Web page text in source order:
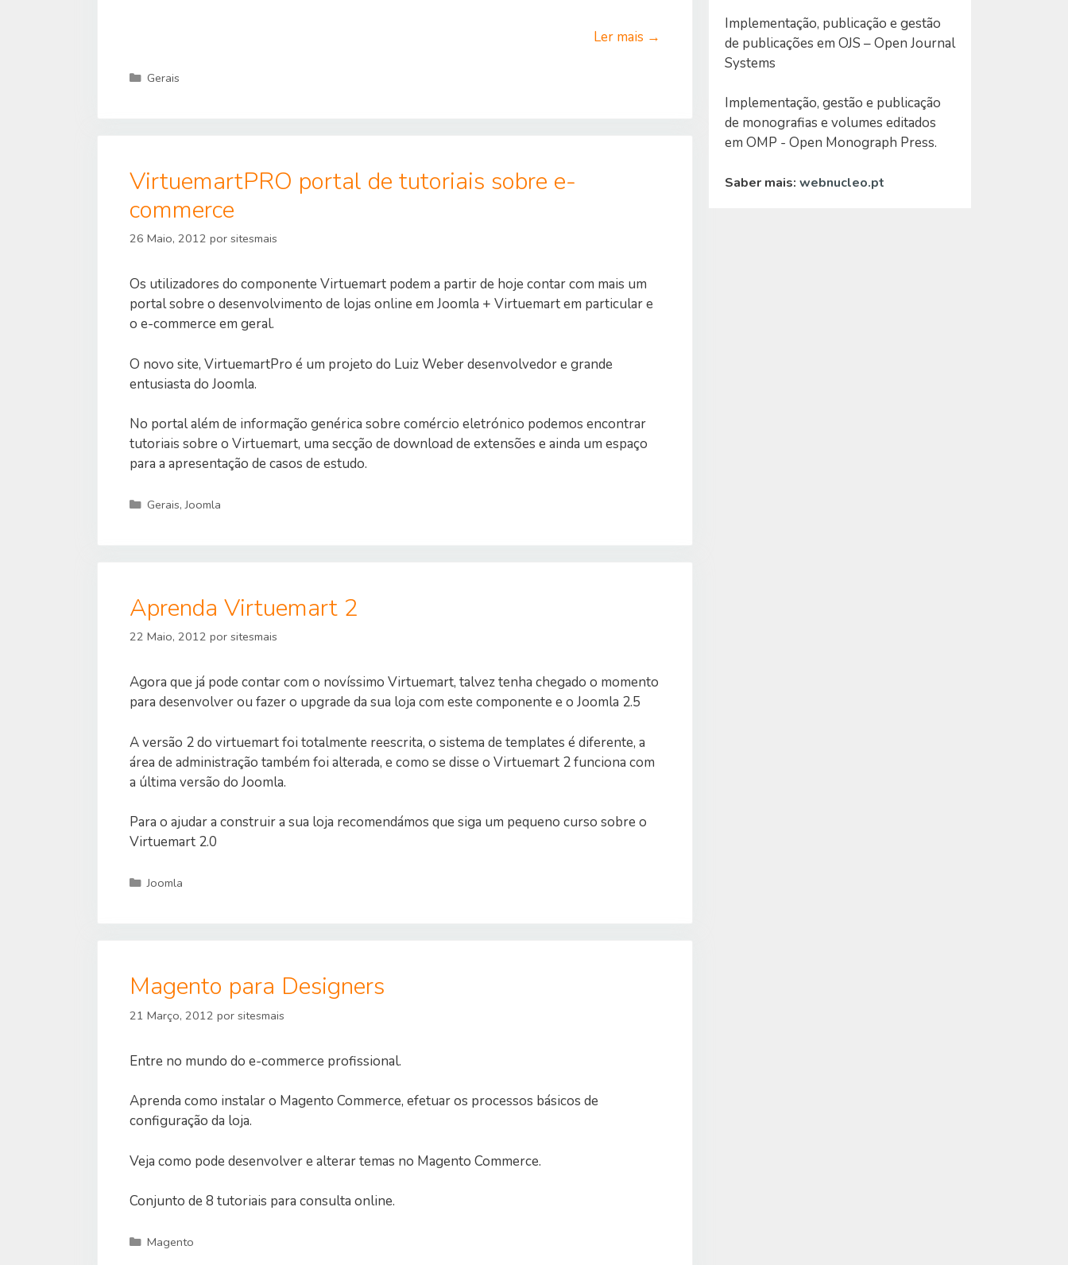
Ler mais →
Categorias
Gerais
VirtuemartPRO portal de tutoriais sobre e-
commerce
26 Maio, 2012 por sitesmais
Os utilizadores do componente Virtuemart podem a partir de hoje contar com mais um
portal sobre o desenvolvimento de lojas online em Joomla + Virtuemart em particular e
o e-commerce em geral.
O novo site, VirtuemartPro é um projeto do Luiz Weber desenvolvedor e grande
entusiasta do Joomla.
No portal além de informação genérica sobre comércio eletrónico podemos encontrar
tutoriais sobre o Virtuemart, uma secção de download de extensões e ainda um espaço
para a apresentação de casos de estudo.
Categorias
Gerais,Joomla
Aprenda Virtuemart 2
22 Maio, 2012 por sitesmais
Agora que já pode contar com o novíssimo Virtuemart, talvez tenha chegado o momento
para desenvolver ou fazer o upgrade da sua loja com este componente e o Joomla 2.5
A versão 2 do virtuemart foi totalmente reescrita, o sistema de templates é diferente, a
área de administração também foi alterada, e como se disse o Virtuemart 2 funciona com
a última versão do Joomla.
Para o ajudar a construir a sua loja recomendámos que siga um pequeno curso sobre o
Virtuemart 2.0
Categorias
Joomla
Magento para Designers
21 Março, 2012 por sitesmais
Entre no mundo do e-commerce profissional.
Aprenda como instalar o Magento Commerce, efetuar os processos básicos de
configuração da loja.
Veja como pode desenvolver e alterar temas no Magento Commerce.
Conjunto de 8 tutoriais para consulta online.
Categorias
Magento
Implementação, publicação e gestão
de publicações em OJS – Open Journal
Systems
Implementação, gestão e publicação
de monografias e volumes editados
em OMP - Open Monograph Press.
Saber mais: webnucleo.pt